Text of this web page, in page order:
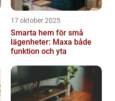
17 oktober 2025
Smarta hem för små
lägenheter: Maxa både
funktion och yta